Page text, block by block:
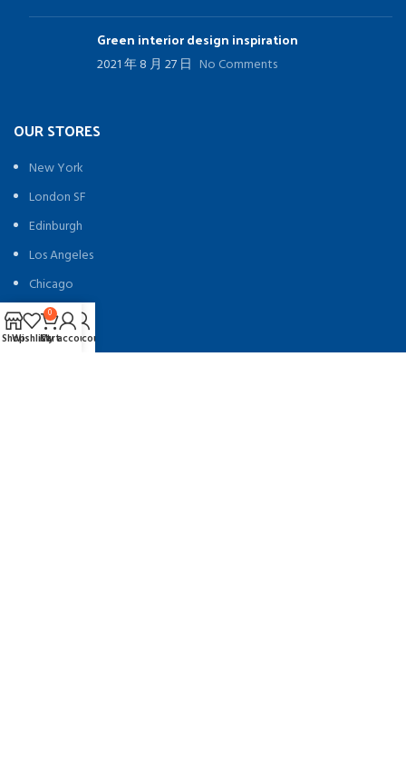
ShopWishlist
0
Cart
My account
Green interior design inspiration
2021 年 8 月 27 日 No Comments
OUR STORES
New York
London SF
Edinburgh
Los Angeles
Chicago
Las Vegas
ShopWishlist
0
Cart
My account